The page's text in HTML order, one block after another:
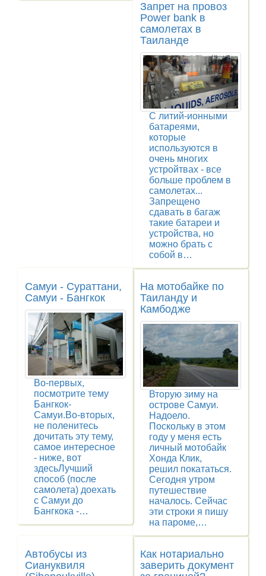
Запрет на провоз
Power bank в
самолетах в
Таиланде
С литий-ионными
батареями,
которые
используются в
очень многих
устройтвах - все
больше проблем в
самолетах...
Запрещено
сдавать в багаж
такие батареи и
устройства, но
можно брать с
собой в…
Самуи - Сураттани,
Самуи - Бангкок
Во-первых,
посмотрите тему
Бангкок-
Самуи.Во-вторых,
не поленитесь
дочитать эту тему,
самое интересное
- ниже, вот
здесьЛучший
способ (после
самолета) доехать
с Самуи до
Бангкока -…
На мотобайке по
Таиланду и
Камбодже
Вторую зиму на
острове Самуи.
Надоело.
Поскольку в этом
году у меня есть
личный мотобайк
Хонда Клик,
решил покататься.
Сегодня утром
путешествие
началось. Сейчас
эти строки я пишу
на пароме,…
Автобусы из
Сиануквиля
Как нотариально
заверить документ